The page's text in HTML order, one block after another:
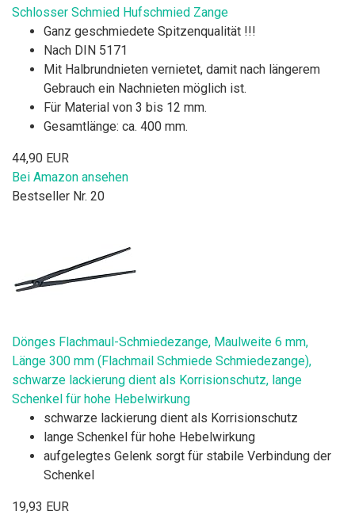
Schlosser Schmied Hufschmied Zange
Ganz geschmiedete Spitzenqualität !!!
Nach DIN 5171
Mit Halbrundnieten vernietet, damit nach längerem
Gebrauch ein Nachnieten möglich ist.
Für Material von 3 bis 12 mm.
Gesamtlänge: ca. 400 mm.
44,90 EUR
Bei Amazon ansehen
Bestseller Nr. 20
Dönges Flachmaul-Schmiedezange, Maulweite 6 mm,
Länge 300 mm (Flachmail Schmiede Schmiedezange),
schwarze lackierung dient als Korrisionschutz, lange
Schenkel für hohe Hebelwirkung
schwarze lackierung dient als Korrisionschutz
lange Schenkel für hohe Hebelwirkung
aufgelegtes Gelenk sorgt für stabile Verbindung der
Schenkel
19,93 EUR